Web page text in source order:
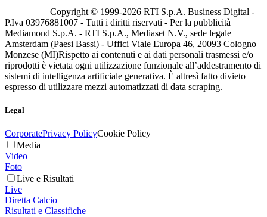
Copyright © 1999-2026 RTI S.p.A. Business Digital -
P.Iva 03976881007 - Tutti i diritti riservati - Per la pubblicità
Mediamond S.p.A. - RTI S.p.A., Mediaset N.V., sede legale
Amsterdam (Paesi Bassi) - Uffici Viale Europa 46, 20093 Cologno
Monzese (MI)Rispetto ai contenuti e ai dati personali trasmessi e/o
riprodotti è vietata ogni utilizzazione funzionale all’addestramento di
sistemi di intelligenza artificiale generativa. È altresì fatto divieto
espresso di utilizzare mezzi automatizzati di data scraping.
Legal
CorporatePrivacy PolicyCookie Policy
Media
Video
Foto
Live e Risultati
Live
Diretta Calcio
Risultati e Classifiche